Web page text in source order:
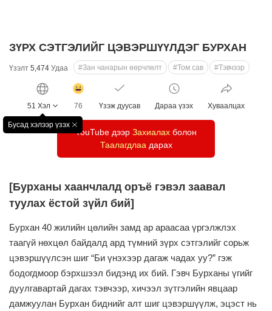
ЗҮРХ СЭТГЭЛИЙГ ЦЭВЭРШҮҮЛДЭГ БУРХАН
Үзэлт 5,474 Удаа #Зан чанарын өөрчлөлт #Том сав #Тэвчээр
51 Хэл
Бусад хэлээр үзэх
창
릭
수
76 Үзэж дуусав Дараа үзэх Хуваалцах
YouTube дээр Захиалах болон
Таалагдлаа дарах
[Бурханы хаанчлалд оръё гэвэл заавал
туулах ёстой зүйл бий]
Бурхан 40 жилийн цөлийн замд ар араасаа үргэлжлэх
таагүй нөхцөл байдалд ард түмний зүрх сэтгэлийг сорьж
цэвэршүүлсэн шиг “Би үнэхээр дагаж чадах уу?” гэж
бодогдмоор бэрхшээл бидэнд их бий. Гэвч Бурханы үгийг
дуулгавартай дагах тэвчээр, хичээл зүтгэлийн явцаар
дамжуулан Бурхан биднийг алт шиг цэвэршүүлж, эцэст нь